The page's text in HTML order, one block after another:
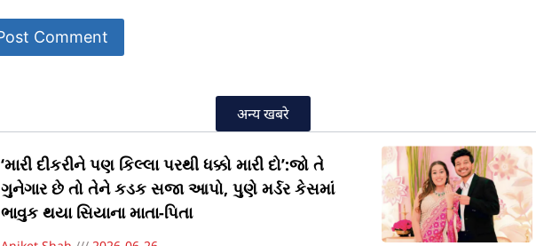
अन्य खबरे
‘મારી દીકરીને પણ કિલ્લા પરથી ધક્કો મારી દો’:જો તે
ગુનેગાર છે તો તેને કડક સજા આપો, પુણે મર્ડર કેસમાં
ભાવુક થયા સિયાના માતા-પિતા